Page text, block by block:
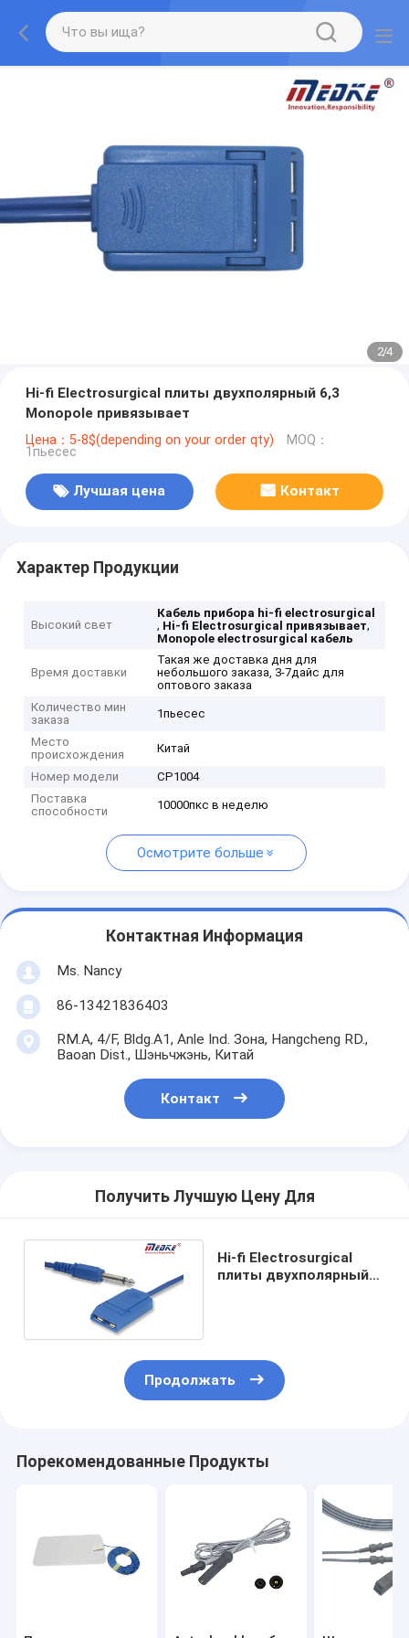
2/4
Hi-fi Electrosurgical плиты двухполярный 6,3
Monopole привязывает
Цена：5-8$(depending on your order qty) MOQ：
1пьесес
Лучшая цена Контакт
Характер Продукции
Высокий свет
Кабель прибора hi-fi electrosurgical
, Hi-fi Electrosurgical привязывает,
Monopole electrosurgical кабель
Время доставки
Такая же доставка дня для
небольшого заказа, 3-7дайс для
оптового заказа
Количество мин
заказа
1пьесес
Место
происхождения
Китай
Номер модели
CP1004
Поставка
способности
10000пкс в неделю
Осмотрите больше
Контактная Информация
Ms. Nancy
86-13421836403
RM.A, 4/F, Bldg.A1, Anle Ind. Зона, Hangcheng RD.,
Baoan Dist., Шэньчжэнь, Китай
Контакт
Получить Лучшую Цену Для
Hi-fi Electrosurgical
плиты двухполярный
Продолжать
Порекомендованные Продукты